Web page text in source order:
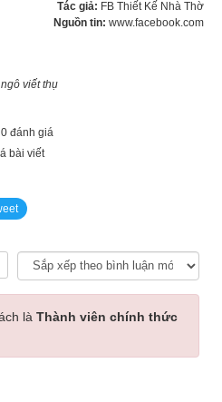
Tác giả: FB Thiết Kế Nhà Thờ
Nguồn tin: www.facebook.com
ngô viết thụ
đánh giá
bài viết
là Thành viên chính thức